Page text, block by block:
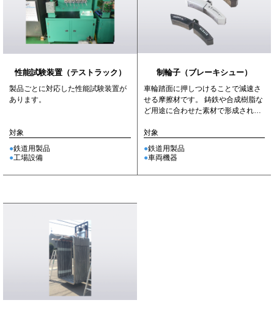
性能試験装置（テストラック）
製品ごとに対応した性能試験装置が
あります。
対象
鉄道用製品
工場設備
制輪子（ブレーキシュー）
車輪踏面に押しつけることで減速さ
せる摩擦材です。 鋳鉄や合成樹脂な
ど用途に合わせた素材で形成されて
対象
鉄道用製品
車両機器